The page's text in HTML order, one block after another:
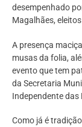
desempenhado
Magalhães,
A presença
musas da folia,
evento que tem
da Secretaria
Independente das
Como já é